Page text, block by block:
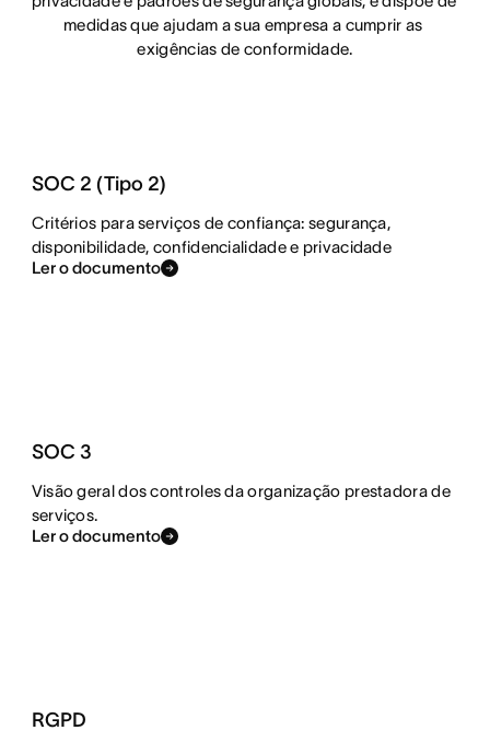
medidas que ajudam a sua empresa a cumprir as
exigências de conformidade.
SOC 2 (Tipo 2)
Critérios para serviços de confiança: segurança,
disponibilidade, confidencialidade e privacidade
Ler o documento
SOC 3
Visão geral dos controles da organização prestadora de
serviços.
Ler o documento
RGPD